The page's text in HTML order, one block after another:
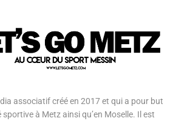
associatif créé en 2017 et qui a pour but
à Metz ainsi qu’en Moselle. Il est